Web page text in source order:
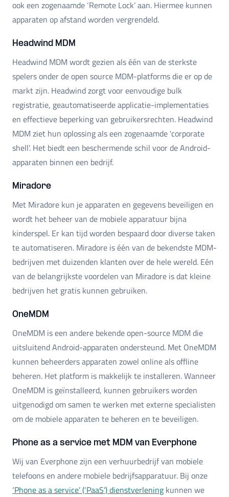
ook een zogenaamde ‘Remote Lock’ aan. Hiermee kunnen
apparaten op afstand worden vergrendeld.
Headwind MDM
Headwind MDM wordt gezien als één van de sterkste
spelers onder de open source MDM-platforms die er op de
markt zijn. Headwind zorgt voor eenvoudige bulk
registratie, geautomatiseerde applicatie-implementaties
en effectieve beperking van gebruikersrechten. Headwind
MDM ziet hun oplossing als een zogenaamde 'corporate
shell'. Het biedt een beschermende schil voor de Android-
apparaten binnen een bedrijf.
Miradore
Met Miradore kun je apparaten en gegevens beveiligen en
wordt het beheer van de mobiele apparatuur bijna
kinderspel. Er kan tijd worden bespaard door diverse taken
te automatiseren. Miradore is één van de bekendste MDM-
bedrijven met duizenden klanten over de hele wereld. Eén
van de belangrijkste voordelen van Miradore is dat kleine
bedrijven het gratis kunnen gebruiken.
OneMDM
OneMDM is een andere bekende open-source MDM die
uitsluitend Android-apparaten ondersteund. Met OneMDM
kunnen beheerders apparaten zowel online als offline
beheren. Het platform is makkelijk te installeren. Wanneer
OneMDM is geïnstalleerd, kunnen gebruikers worden
uitgenodigd om samen te werken met externe specialisten
om de mobiele apparaten te beheren en te beveiligen.
Phone as a service met MDM van Everphone
Wij van Everphone zijn een verhuurbedrijf van mobiele
telefoons en andere mobiele bedrijfsapparatuur. Bij onze
‘Phone as a service’ (‘PaaS’) dienstverlening kunnen we